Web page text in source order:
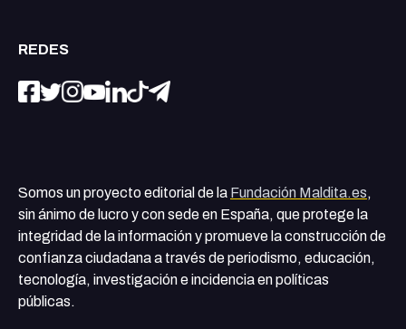
REDES
Somos un proyecto editorial de la Fundación Maldita.es,
sin ánimo de lucro y con sede en España, que protege la
integridad de la información y promueve la construcción de
confianza ciudadana a través de periodismo, educación,
tecnología, investigación e incidencia en políticas
públicas.